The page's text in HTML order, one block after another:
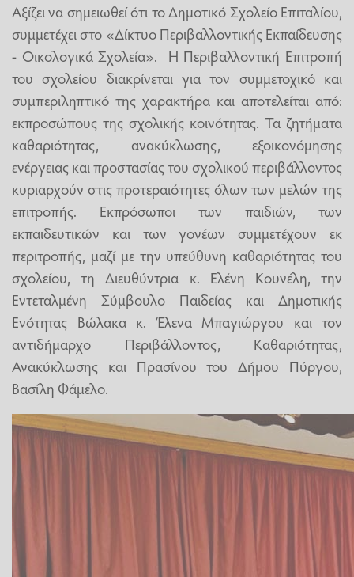
Αξίζει να σημειωθεί ότι το Δημοτικό Σχολείο Επιταλίου,
συμμετέχει στο «Δίκτυο Περιβαλλοντικής Εκπαίδευσης
- Οικολογικά Σχολεία». Η Περιβαλλοντική Επιτροπή
του σχολείου διακρίνεται για τον συμμετοχικό και
συμπεριληπτικό της χαρακτήρα και αποτελείται από:
εκπροσώπους της σχολικής κοινότητας. Τα ζητήματα
καθαριότητας, ανακύκλωσης, εξοικονόμησης
ενέργειας και προστασίας του σχολικού περιβάλλοντος
κυριαρχούν στις προτεραιότητες όλων των μελών της
επιτροπής. Εκπρόσωποι των παιδιών, των
εκπαιδευτικών και των γονέων συμμετέχουν εκ
περιτροπής, μαζί με την υπεύθυνη καθαριότητας του
σχολείου, τη Διευθύντρια κ. Ελένη Κουνέλη, την
Εντεταλμένη Σύμβουλο Παιδείας και Δημοτικής
Ενότητας Βώλακα κ. Έλενα Μπαγιώργου και τον
αντιδήμαρχο Περιβάλλοντος, Καθαριότητας,
Ανακύκλωσης και Πρασίνου του Δήμου Πύργου,
Βασίλη Φάμελο.